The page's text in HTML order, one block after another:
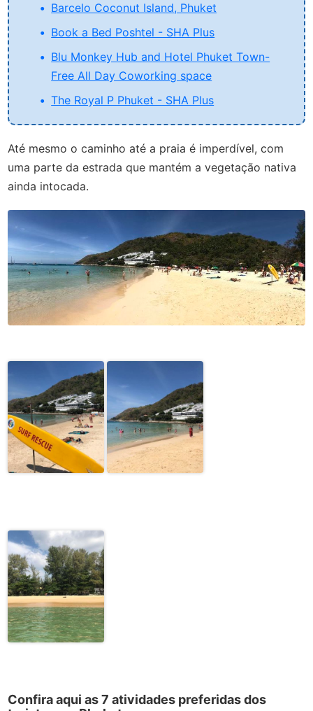
Barcelo Coconut Island, Phuket
Book a Bed Poshtel - SHA Plus
Blu Monkey Hub and Hotel Phuket Town-
Free All Day Coworking space
The Royal P Phuket - SHA Plus
Até mesmo o caminho até a praia é imperdível, com
uma parte da estrada que mantém a vegetação nativa
ainda intocada.
Confira aqui as 7 atividades preferidas dos